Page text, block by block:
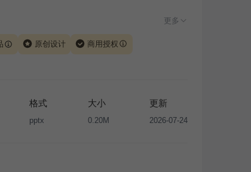
更多
原创设计 商用授权
租，未经投权许可任何人不得擅自转载和分发，否则
权法的相关规定承担相应法律责任。
格式
pptx
大小
0.20M
更新
2026-07-24